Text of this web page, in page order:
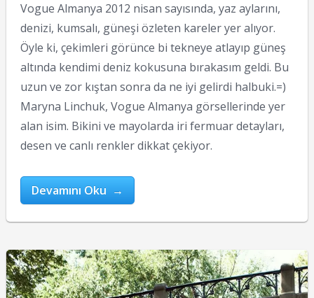
Vogue Almanya 2012 nisan sayısında, yaz aylarını,
denizi, kumsalı, güneşi özleten kareler yer alıyor.
Öyle ki, çekimleri görünce bi tekneye atlayıp güneş
altında kendimi deniz kokusuna bırakasım geldi. Bu
uzun ve zor kıştan sonra da ne iyi gelirdi halbuki.=)
Maryna Linchuk, Vogue Almanya görsellerinde yer
alan isim. Bikini ve mayolarda iri fermuar detayları,
desen ve canlı renkler dikkat çekiyor.
Devamını Oku →